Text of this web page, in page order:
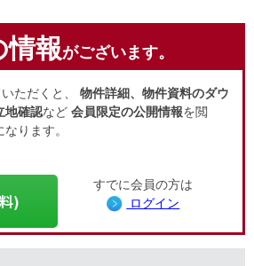
報がございます。
ただくと、 物件詳細、物件資料のダウ
地確認など 会員限定の公開情報を閲
ります。
)
すでに会員の方は
ログイン